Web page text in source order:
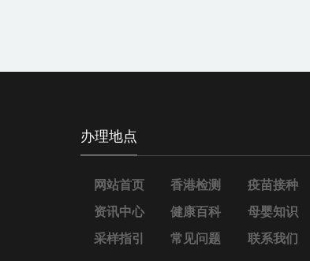
办理地点
网站首页 香港检测 疫苗接种
资讯中心
健康百科 母婴知识
采样指引
常见问题 联系我们